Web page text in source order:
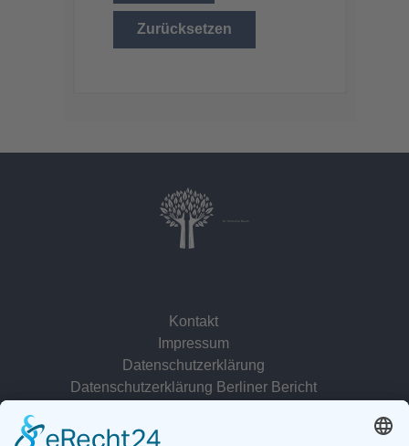
Zurücksetzen
Kontakt
Impressum
Datenschutzerklärung
Datenschutzerklärung Berliner Bericht